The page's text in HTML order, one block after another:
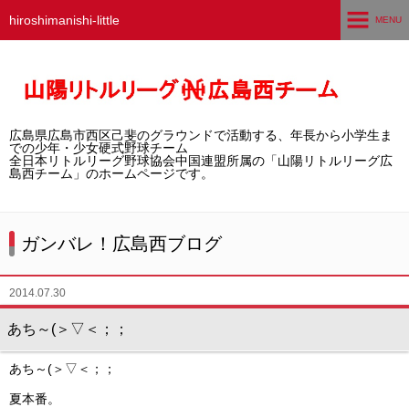
hiroshimanishi-little
広島県広島市西区己斐のグラウンドで活動する、年長から小学生ま
での少年・少女硬式野球チーム
全日本リトルリーグ野球協会中国連盟所属の「山陽リトルリーグ広
島西チーム」のホームページです。
MENU
広島西チームとは
選手募集／体験・見学
試合結果
想い出アルバム
卒団生の声
ガンバレ！広島西ブログ
2014.07.30
あち～(＞▽＜；；
あち～(＞▽＜；；
夏本番。